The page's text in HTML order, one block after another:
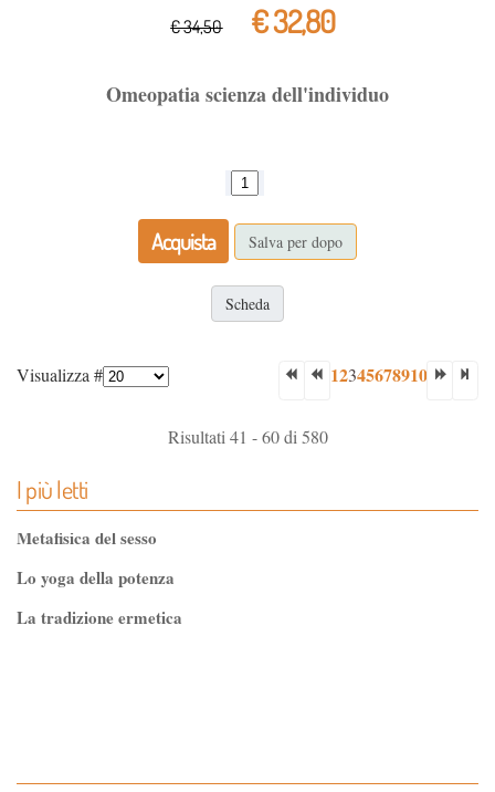
€ 34,50 € 32,80
Omeopatia scienza dell'individuo
Acquista Salva per dopo
Scheda
Visualizza # 12345678910
Risultati 41 - 60 di 580
I più letti
Metafisica del sesso
Lo yoga della potenza
La tradizione ermetica